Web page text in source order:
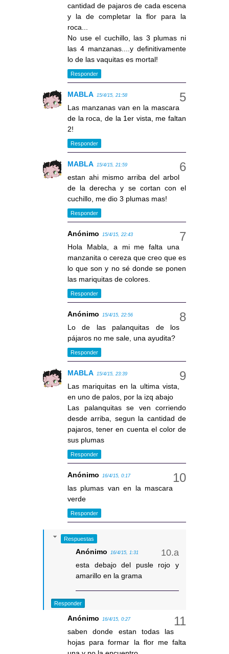
cantidad de pajaros de cada escena
y la de completar la flor para la
roca...
No use el cuchillo, las 3 plumas ni
las 4 manzanas....y definitivamente
lo de las vaquitas es mortal!
Responder
MABLA 15/4/15, 21:58
Las manzanas van en la mascara
de la roca, de la 1er vista, me faltan
2!
Responder
MABLA 15/4/15, 21:59
estan ahi mismo arriba del arbol
de la derecha y se cortan con el
cuchillo, me dio 3 plumas mas!
Responder
Anónimo 15/4/15, 22:43
Hola Mabla, a mi me falta una
manzanita o cereza que creo que es
lo que son y no sé donde se ponen
las mariquitas de colores.
Responder
Anónimo 15/4/15, 22:56
Lo de las palanquitas de los
pájaros no me sale, una ayudita?
Responder
MABLA 15/4/15, 23:39
Las mariquitas en la ultima vista,
en uno de palos, por la izq abajo
Las palanquitas se ven corriendo
desde arriba, segun la cantidad de
pajaros, tener en cuenta el color de
sus plumas
Responder
Anónimo 16/4/15, 0:17
las plumas van en la mascara
verde
Responder
Respuestas
Anónimo 16/4/15, 1:31
esta debajo del pusle rojo y
amarillo en la grama
Responder
Anónimo 16/4/15, 0:27
saben donde estan todas las
hojas para formar la flor me falta